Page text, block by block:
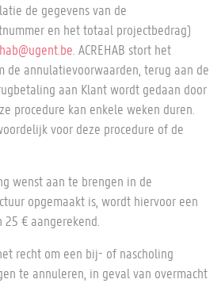
de gegevens van de
en het totaal projectbedrag)
. ACREHAB stort het
de annulatievoorwaarden, terug aan de
aan Klant wordt gedaan door
procedure kan enkele weken duren.
voor deze procedure of de
wenst aan te brengen in de
opgemaakt is, wordt hiervoor een
€ aangerekend.
recht om een bij- of nascholing
te annuleren, in geval van overmacht